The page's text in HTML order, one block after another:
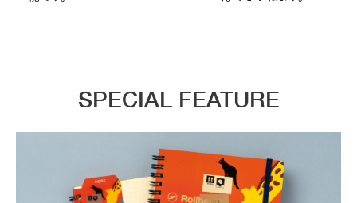
SPECIAL FEATURE